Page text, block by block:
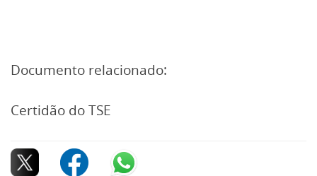
Documento relacionado:
Certidão do TSE